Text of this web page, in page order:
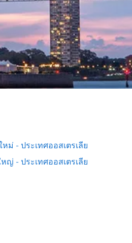
หม่ - ประเทศออสเตรเลีย
ญ่ - ประเทศออสเตรเลีย